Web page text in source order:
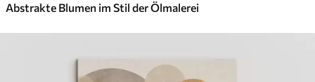
Abstrakte Blumen im Stil der Ölmalerei